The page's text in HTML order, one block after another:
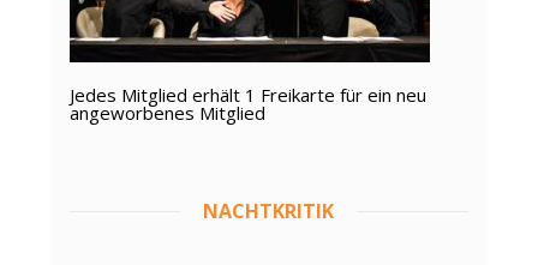
Jedes Mitglied erhält 1 Freikarte für ein neu
angeworbenes Mitglied
NACHTKRITIK